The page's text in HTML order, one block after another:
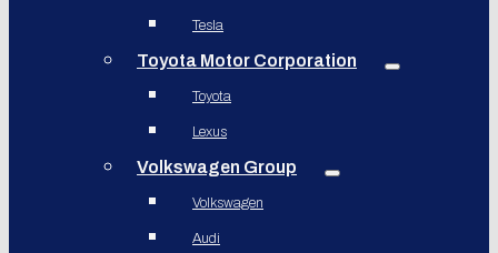
Tesla
Toyota Motor Corporation
Toyota
Lexus
Volkswagen Group
Volkswagen
Audi